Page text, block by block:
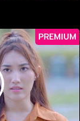
PREMIUM